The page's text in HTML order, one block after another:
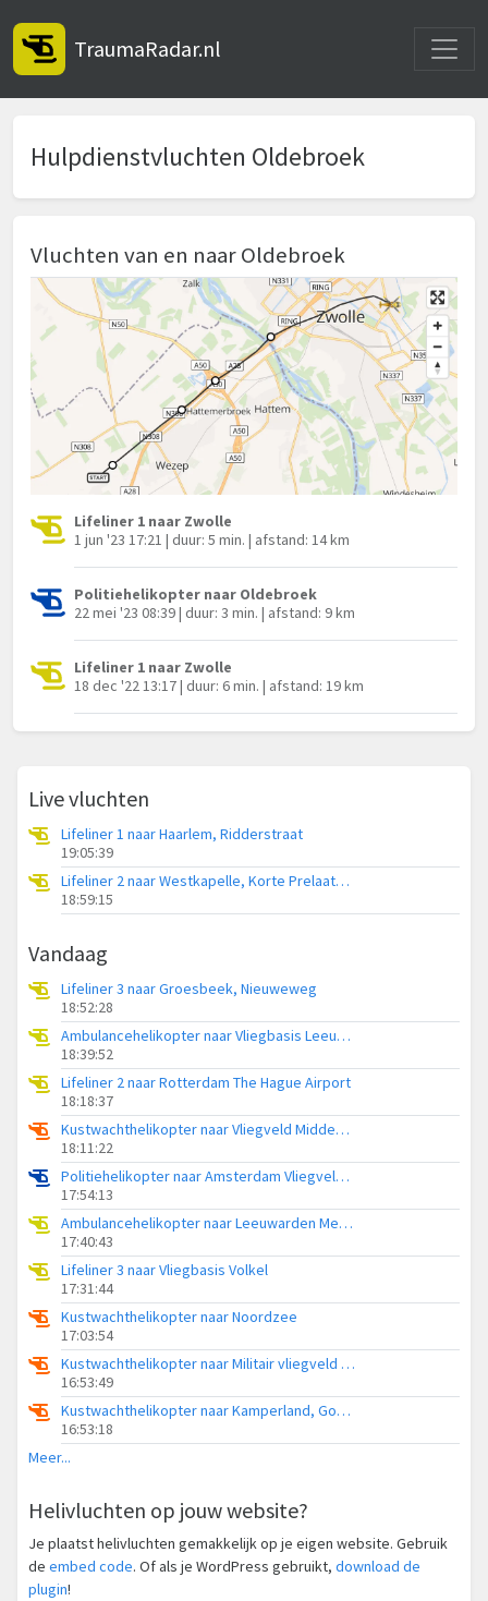
TraumaRadar.nl
Hulpdienstvluchten Oldebroek
Vluchten van en naar Oldebroek
Lifeliner 1 naar Zwolle
1 jun '23 17:21 | duur: 5 min. | afstand: 14 km
Politiehelikopter naar Oldebroek
22 mei '23 08:39 | duur: 3 min. | afstand: 9 km
Lifeliner 1 naar Zwolle
18 dec '22 13:17 | duur: 6 min. | afstand: 19 km
Live vluchten
Lifeliner 1 naar Haarlem, Ridderstraat
19:05:39
Lifeliner 2 naar Westkapelle, Korte Prelaatweg
18:59:15
Vandaag
Lifeliner 3 naar Groesbeek, Nieuweweg
18:52:28
Ambulancehelikopter naar Vliegbasis Leeuwarden
18:39:52
Lifeliner 2 naar Rotterdam The Hague Airport
18:18:37
Kustwachthelikopter naar Vliegveld Midden-Zeeland
18:11:22
Politiehelikopter naar Amsterdam Vliegveld Schiphol
17:54:13
Ambulancehelikopter naar Leeuwarden Medical Center Heliport
17:40:43
Lifeliner 3 naar Vliegbasis Volkel
17:31:44
Kustwachthelikopter naar Noordzee
17:03:54
Kustwachthelikopter naar Militair vliegveld De Kooy / Den Helder Airport
16:53:49
Kustwachthelikopter naar Kamperland, Goudplaatweg
16:53:18
Meer...
Helivluchten op jouw website?
Je plaatst helivluchten gemakkelijk op je eigen website. Gebruik
de embed code. Of als je WordPress gebruikt, download de
plugin!